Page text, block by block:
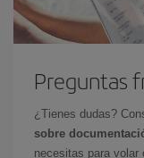
Preguntas
¿Tienes dudas?
sobre
necesitas para